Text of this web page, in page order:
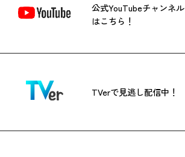
公式YouTubeチャンネル
はこちら！
TVerで見逃し配信中！